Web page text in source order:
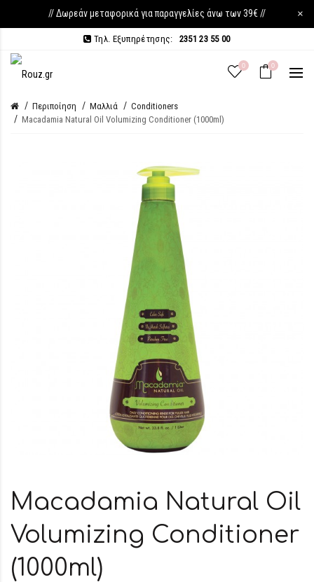
// Δωρεάν μεταφορικά για παραγγελίες άνω των 39€ // ×
Τηλ. Εξυπηρέτησης: 2351 23 55 00
0 0
Περιποίηση Μαλλιά
Conditioners
Macadamia Natural Oil Volumizing Conditioner (1000ml)
Macadamia Natural Oil
Volumizing Conditioner
(1000ml)